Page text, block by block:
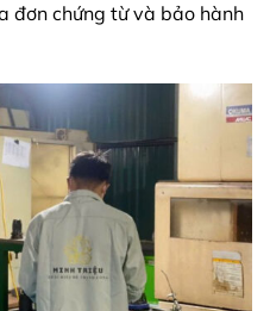
đơn chứng từ và bảo hành